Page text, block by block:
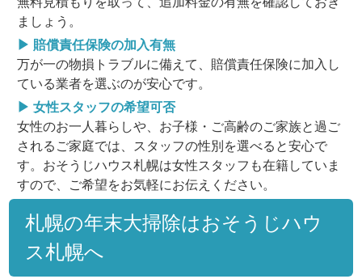
ましょう。
▶ 賠償責任保険の加入有無
万が一の物損トラブルに備えて、賠償責任保険に加入し
ている業者を選ぶのが安心です。
▶ 女性スタッフの希望可否
女性のお一人暮らしや、お子様・ご高齢のご家族と過ご
されるご家庭では、スタッフの性別を選べると安心で
す。おそうじハウス札幌は女性スタッフも在籍していま
すので、ご希望をお気軽にお伝えください。
札幌の年末大掃除はおそうじハウ
ス札幌へ